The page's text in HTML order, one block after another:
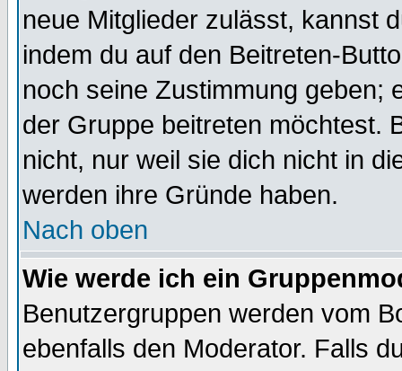
neue Mitglieder zulässt, kannst
indem du auf den Beitreten-
noch seine Zustimmung geben;
der Gruppe beitreten möchtest.
nicht, nur weil sie dich nicht in
werden ihre Gründe haben.
Nach oben
Wie werde ich ein
Benutzergruppen werden vom
ebenfalls den Moderator. Falls